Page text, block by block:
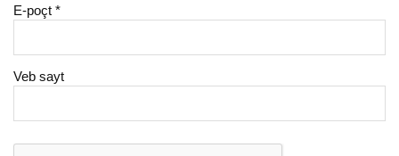
E-poçt*
Veb sayt